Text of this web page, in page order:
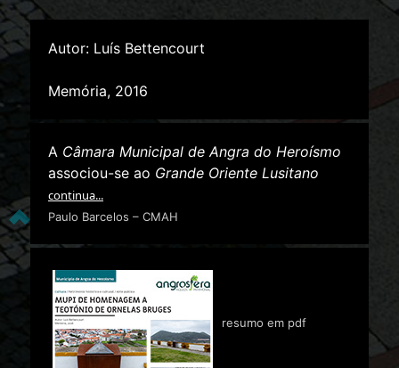
Autor: Luís Bettencourt
Memória, 2016
A Câmara Municipal de Angra do Heroísmo
associou-se ao Grande Oriente Lusitano
continua...
Paulo Barcelos – CMAH
resumo em pdf